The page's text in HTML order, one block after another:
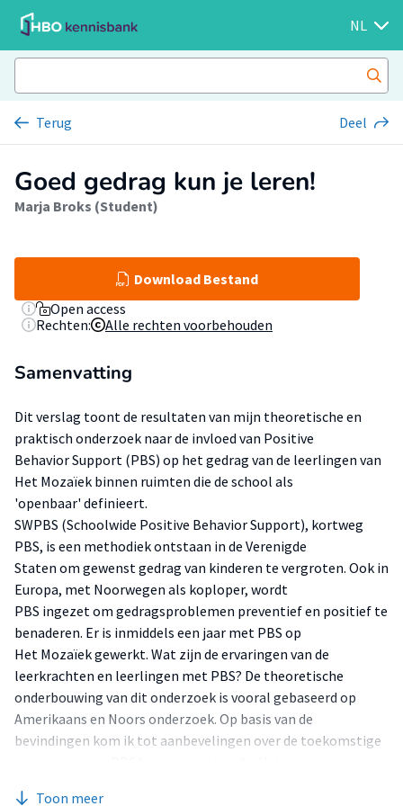
NL
Terug Deel
Goed gedrag kun je leren!
Marja Broks (Student)
Download Bestand
Open access
Rechten:
Alle rechten voorbehouden
Samenvatting
Dit verslag toont de resultaten van mijn theoretische en
praktisch onderzoek naar de invloed van Positive
Behavior Support (PBS) op het gedrag van de leerlingen van
Het Mozaïek binnen ruimten die de school als
'openbaar' definieert.
SWPBS (Schoolwide Positive Behavior Support), kortweg
PBS, is een methodiek ontstaan in de Verenigde
Staten om gewenst gedrag van kinderen te vergroten. Ook in
Europa, met Noorwegen als koploper, wordt
PBS ingezet om gedragsproblemen preventief en positief te
benaderen. Er is inmiddels een jaar met PBS op
Het Mozaïek gewerkt. Wat zijn de ervaringen van de
leerkrachten en leerlingen met PBS? De theoretische
onderbouwing van dit onderzoek is vooral gebaseerd op
Amerikaans en Noors onderzoek. Op basis van de
bevindingen kom ik tot aanbevelingen over de toekomstige
Toon meer